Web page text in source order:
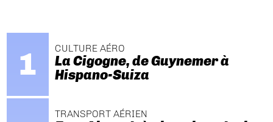
CULTURE AÉRO
La Cigogne, de Guynemer à
Hispano-Suiza
TRANSPORT AÉRIEN